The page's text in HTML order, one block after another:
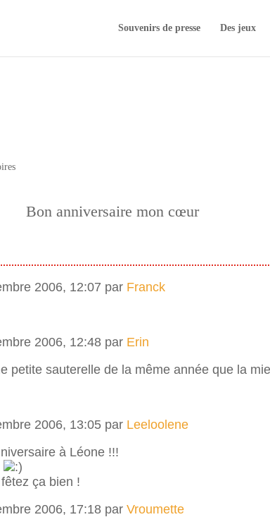
Souvenirs de presse Des jeux
Bon anniversaire mon cœur
2006, 12:07 par Franck
2006, 12:48 par Erin
petite sauterelle de la même année que la
2006, 13:05 par Leeloolene
à Léone !!!
ça bien !
2006, 17:18 parVroumette